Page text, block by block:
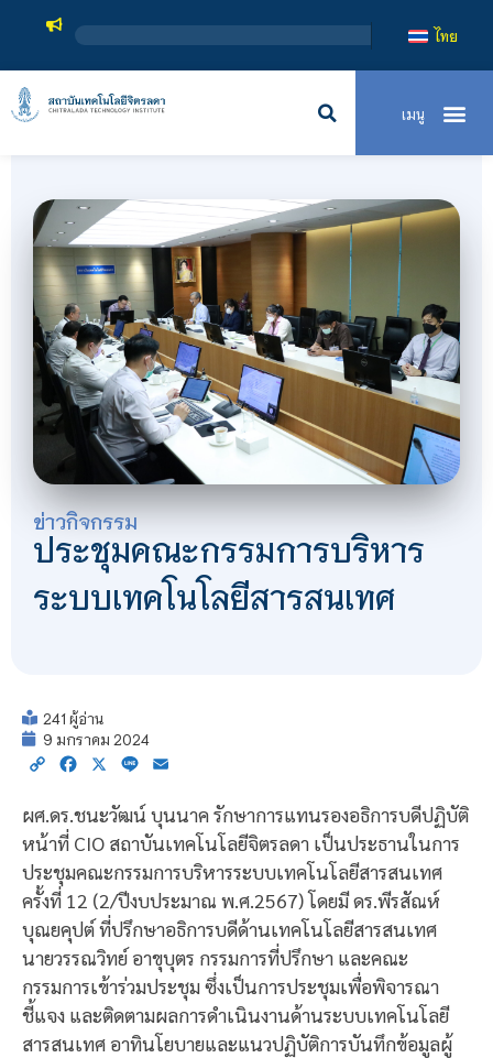
สถาบันเ
ไทย
ข่าวกิจกรรม
ประชุมคณะกรรมการบริหาร
ระบบเทคโนโลยีสารสนเทศ
241 ผู้อ่าน
9 มกราคม 2024
Copy Facebook
X Line
ผศ.ดร.ชนะวัฒน์ บุนนาค รักษาการแทนรองอธิการบดีปฏิบัติ
หน้าที่ CIO สถาบันเทคโนโลยีจิตรลดา เป็นประธานในการ
ประชุมคณะกรรมการบริหารระบบเทคโนโลยีสารสนเทศ
ครั้งที่ 12 (2/ปีงบประมาณ พ.ศ.2567) โดยมี ดร.พีรสัณห์
บุณยคุปต์ ที่ปรึกษาอธิการบดีด้านเทคโนโลยีสารสนเทศ
นายวรรณวิทย์ อาขุบุตร กรรมการที่ปรึกษา และคณะ
กรรมการเข้าร่วมประชุม ซึ่งเป็นการประชุมเพื่อพิจารณา
ชี้แจง และติดตามผลการดำเนินงานด้านระบบเทคโนโลยี
สารสนเทศ อาทินโยบายและแนวปฏิบัติการบันทึกข้อมูลผู้